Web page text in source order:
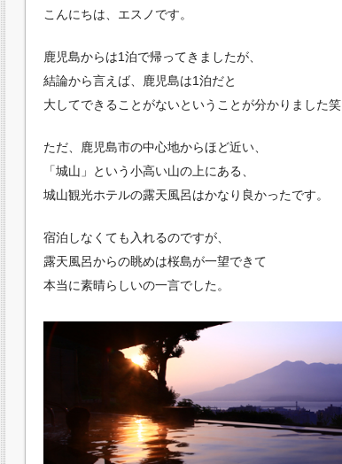
こんにちは、エスノです。
鹿児島からは1泊で帰ってきましたが、
結論から言えば、鹿児島は1泊だと
大してできることがないということが分かりました笑
ただ、鹿児島市の中心地からほど近い、
「城山」という小高い山の上にある、
城山観光ホテルの露天風呂はかなり良かったです。
宿泊しなくても入れるのですが、
露天風呂からの眺めは桜島が一望できて
本当に素晴らしいの一言でした。